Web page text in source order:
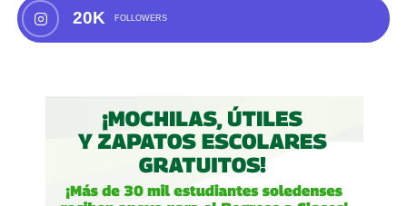
20K FOLLOWERS